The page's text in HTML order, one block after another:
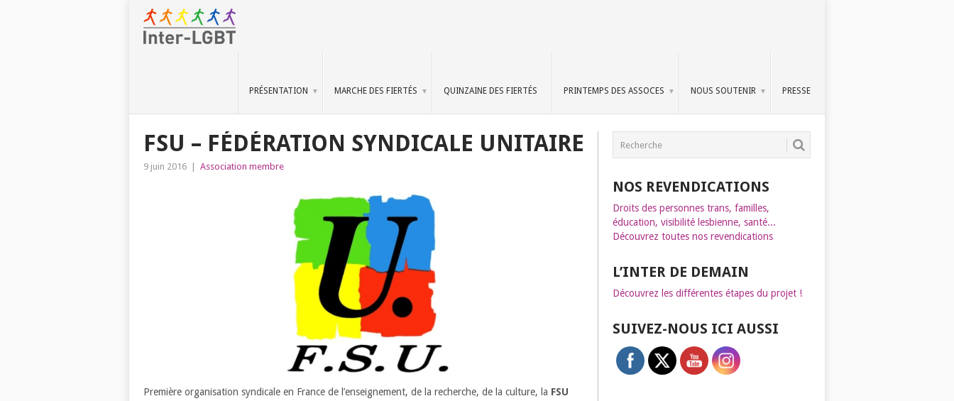
PRÉSENTATION MARCHE DES FIERTÉS QUINZAINE DES FIERTÉS PRINTEMPS DES ASSOCES NOUS SOUTENIR PRESSE
FSU – FÉDÉRATION SYNDICALE UNITAIRE
9 juin 2016 Association membre
Première organisation syndicale en France de l’enseignement, de la recherche, de la culture, la FSU
NOS REVENDICATIONS
Droits des personnes trans, familles,
éducation, visibilité lesbienne, santé...
Découvrez toutes nos revendications
L’INTER DE DEMAIN
Découvrez les différentes étapes du projet !
SUIVEZ-NOUS ICI AUSSI